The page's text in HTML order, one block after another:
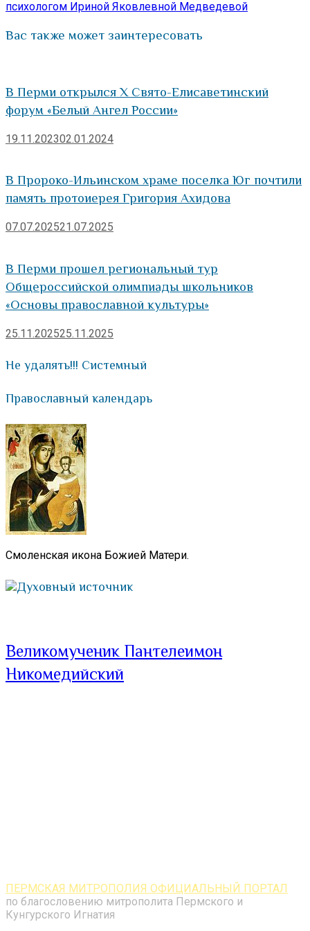
психологом Ириной Яковлевной Медведевой
Вас также может заинтересовать
В Перми открылся X Свято-Елисаветинский
форум «Белый Ангел России»
19.11.202302.01.2024
В Пророко-Ильинском храме поселка Юг почтили
память протоиерея Григория Ахидова
07.07.202521.07.2025
В Перми прошел региональный тур
Общероссийской олимпиады школьников
«Основы православной культуры»
25.11.202525.11.2025
Не удалять!!! Системный
Православный календарь
Смоленская икона Божией Матери.
Духовный источник
Великомученик Пантелеимон
Никомедийский
ПЕРМСКАЯ МИТРОПОЛИЯ ОФИЦИАЛЬНЫЙ ПОРТАЛ
по благословению митрополита Пермского и
Кунгурского Игнатия